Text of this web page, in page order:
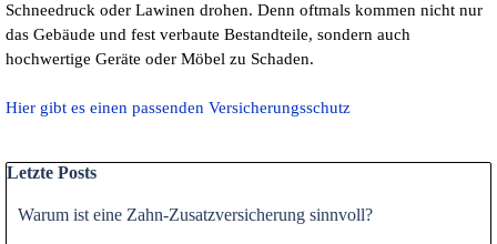
Schneedruck oder Lawinen drohen. Denn oftmals kommen nicht nur
das Gebäude und fest verbaute Bestandteile, sondern auch
hochwertige Geräte oder Möbel zu Schaden.
Hier gibt es einen passenden Versicherungsschutz
Block überspringen Letzte Posts
Letzte Posts
Warum ist eine Zahn-Zusatzversicherung sinnvoll?